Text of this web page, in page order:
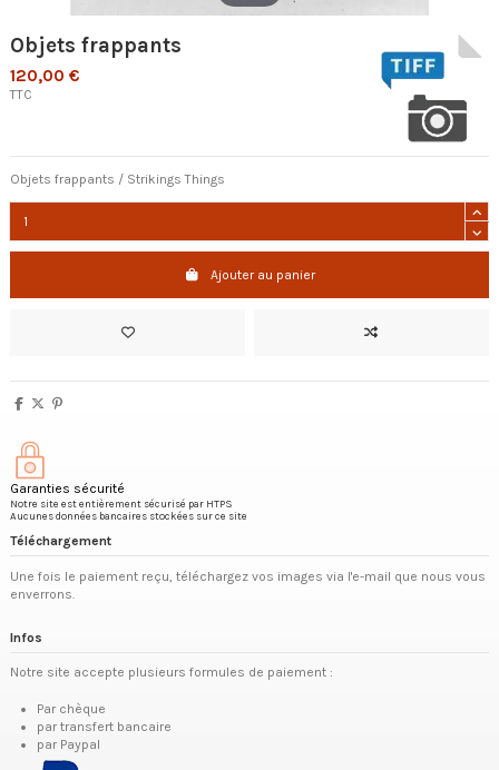
Objets frappants
120,00 €
TTC
Objets frappants / Strikings Things
Ajouter au panier
Garanties sécurité
Notre site est entièrement sécurisé par HTPS
Aucunes données bancaires stockées sur ce site
Téléchargement
Une fois le paiement reçu, téléchargez vos images via l'e-mail que nous vous
enverrons.
Infos
Notre site accepte plusieurs formules de paiement :
Par chèque
par transfert bancaire
par Paypal